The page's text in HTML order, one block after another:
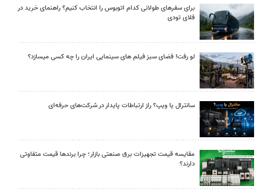
برای سفرهای طولانی کدام اتوبوس را انتخاب کنیم؟ راهنمای خرید در
فلای تودی
لو رفت! فضای سبز فیلم های سینمایی ایران را چه کسی میسازد؟
سانترال یا ویپ؟ راز ارتباطات پایدار در شرکت‌های حرفه‌ای
مقایسه قیمت تجهیزات برق صنعتی بازار؛ چرا برندها قیمت متفاوتی
دارند؟